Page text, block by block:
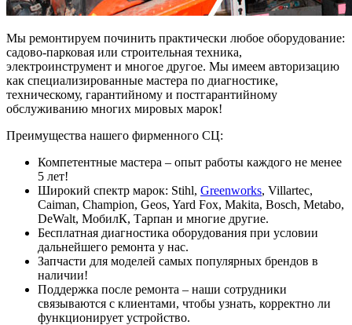
Мы ремонтируем починить практически любое оборудование:
садово-парковая или строительная техника,
электроинструмент и многое другое. Мы имеем авторизацию
как специализированные мастера по диагностике,
техническому, гарантийному и постгарантийному
обслуживанию многих мировых марок!
Преимущества нашего фирменного СЦ:
Компетентные мастера – опыт работы каждого не менее
5 лет!
Широкий спектр марок: Stihl, Greenworks, Villartec,
Caiman, Champion, Geos, Yard Fox, Makita, Bosch, Metabo,
DeWalt, МобилК, Тарпан и многие другие.
Бесплатная диагностика оборудования при условии
дальнейшего ремонта у нас.
Запчасти для моделей самых популярных брендов в
наличии!
Поддержка после ремонта – наши сотрудники
связываются с клиентами, чтобы узнать, корректно ли
функционирует устройство.